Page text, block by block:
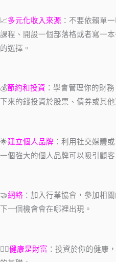
📈多元化收入來源 ：不要依賴單
課程、開設一個部落格或者寫一
的選擇。
💰節約和投資 ：學會管理你的財
下來的錢投資於股票、債券或其他
🌟建立個人品牌 ：利用社交媒體
一個強大的個人品牌可以吸引顧客
🤝網絡 ：加入行業協會，參加相
下一個機會會在哪裡出現。
🏋️‍♂️健康是財富 ：投資於你的健康